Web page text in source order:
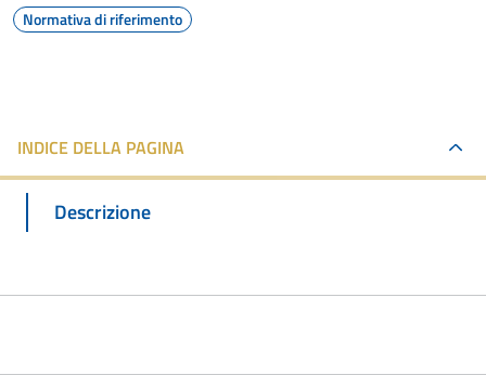
Normativa di riferimento
INDICE DELLA PAGINA
Descrizione